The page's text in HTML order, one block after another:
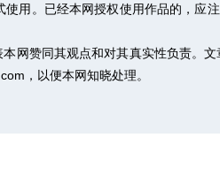
用。已经本网授权使用作品的，应
网赞同其观点和对其真实性负责。
，以便本网知晓处理。